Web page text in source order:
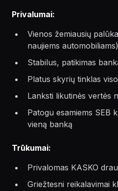
Privalumai:
Vienos žemiausių
naujiems automobiliams)
Stabilus, patikimas
Platus skyrių tinklas
Lanksti likutinės vertės
Patogu esamiems SEB
vieną banką
Trūkumai:
Privalomas KASKO
Griežtesni reikalavimai